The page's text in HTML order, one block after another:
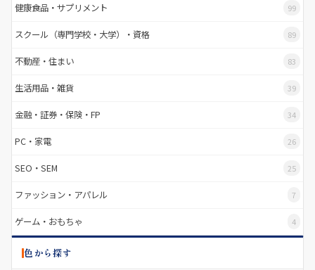
健康食品・サプリメント 99
スクール（専門学校・大学）・資格 89
不動産・住まい 83
生活用品・雑貨 39
金融・証券・保険・FP 34
PC・家電 26
SEO・SEM 25
ファッション・アパレル 7
ゲーム・おもちゃ 4
色から探す